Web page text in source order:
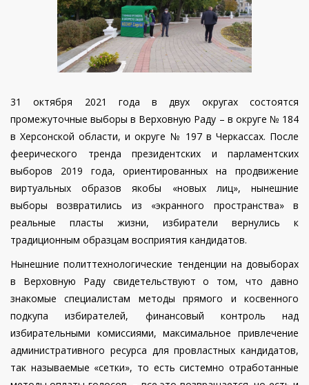
31 октября 2021 года в двух округах состоятся
промежуточные выборы в Верховную Раду – в округе № 184
в Херсонской области, и округе № 197 в Черкассах. После
феерического тренда президентских и парламентских
выборов 2019 года, ориентированных на продвижение
виртуальных образов якобы «новых лиц», нынешние
выборы возвратились из «экранного пространства» в
реальные пласты жизни, избиратели вернулись к
традиционным образцам восприятия кандидатов.
Нынешние политтехнологические тенденции на довыборах
в Верховную Раду свидетельствуют о том, что давно
знакомые специалистам методы прямого и косвенного
подкупа избирателей, финансовый контроль над
избирательными комиссиями, максимальное привлечение
административного ресурса для провластных кандидатов,
так называемые «сетки», то есть системно отработанные